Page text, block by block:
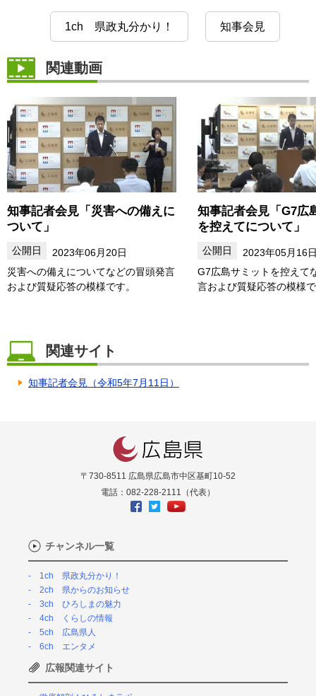
1ch 県政丸分かり！ 知事会見
関連動画
知事記者会見「災害への備えに
ついて」
2023年06月20日
災害への備えについてなどの冒頭発言
および質疑応答の模様です。
知事記者会見「G7広
を控えてについて」
2023年05月16
G7広島サミットを控えて
言および質疑応答の模様
関連サイト
知事記者会見（令和5年7月11日）
〒730-8511 広島県広島市中区基町10-52
電話：082-228-2111（代表）
チャンネル一覧
1ch 県政丸分かり！
2ch 県からのお知らせ
3ch ひろしまの魅力
4ch くらしの情報
5ch 広島県人
6ch エンタメ
広報関連サイト